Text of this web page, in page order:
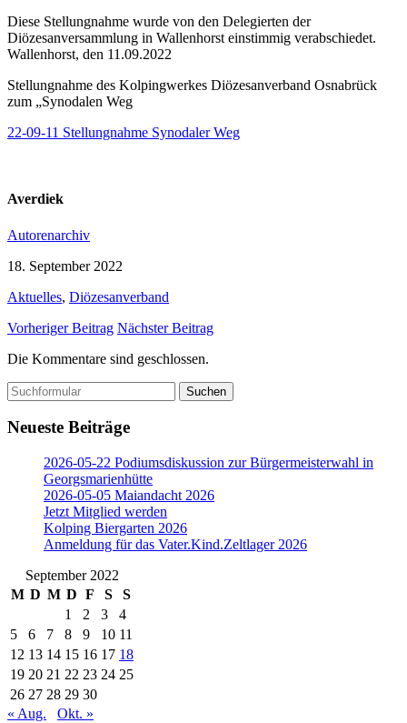
Diese Stellungnahme wurde von den Delegierten der
Diözesanversammlung in Wallenhorst einstimmig verabschiedet.
Wallenhorst, den 11.09.2022
Stellungnahme des Kolpingwerkes Diözesanverband Osnabrück
zum „Synodalen Weg
22-09-11 Stellungnahme Synodaler Weg
Averdiek
Autorenarchiv
18. September 2022
Aktuelles, Diözesanverband
Vorheriger Beitrag Nächster Beitrag
Die Kommentare sind geschlossen.
Suchen
nach:
Neueste Beiträge
2026-05-22 Podiumsdiskussion zur Bürgermeisterwahl in
Georgsmarienhütte
2026-05-05 Maiandacht 2026
Jetzt Mitglied werden
Kolping Biergarten 2026
Anmeldung für das Vater.Kind.Zeltlager 2026
September 2022
M D M D F S
S
1
2 3
4
5
6 7 8 9 10 11
12 13 14 15 16 17 18
19 20 21 22 23 24 25
26 27 28 29 30
« Aug.
Okt. »